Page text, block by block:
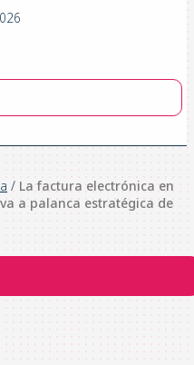
/ La factura electrónica en
a palanca estratégica de